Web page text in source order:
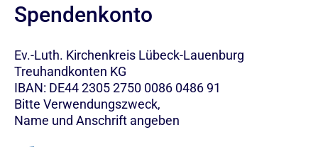
Spendenkonto
Ev.-Luth. Kirchenkreis Lübeck-Lauenburg
Treuhandkonten KG
IBAN: DE44 2305 2750 0086 0486 91
Bitte Verwendungszweck,
Name und Anschrift angeben